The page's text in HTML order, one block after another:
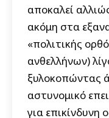
αποκαλεί
ακόμη στα
«πολιτικής
ανθελλήνων)
ξυλοκοπώντας
αστυνομικό
για επικίνδυνη